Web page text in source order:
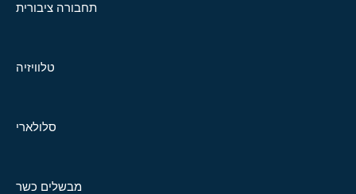
תחבורה ציבורית
טלוויזיה
סלולארי
מבשלים כשר